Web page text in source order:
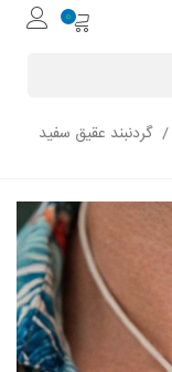
0
/ گردنبند عقیق سفید